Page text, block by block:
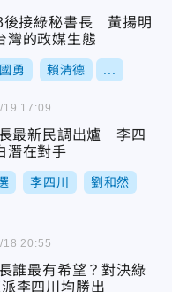
後接綠秘書長 黃揚明
灣的政媒生態
勇 賴清德
最新民調出爐 李四
潛在對手
李四川 劉和然
19 17:09
誰最有希望？對決綠
李四川均勝出
18 20:55